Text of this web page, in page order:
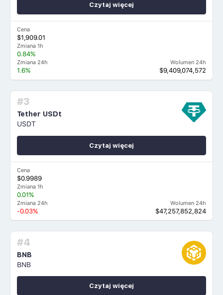
Cena
$1,909.01
Zmiana 1h
0.84%
Zmiana 24h
1.6%
Wolumen 24h
$9,409,074,572
Czytaj więcej
#3
Tether USDt
USDT
Cena
$0.9989
Zmiana 1h
0.01%
Zmiana 24h
-0.03%
Wolumen 24h
$47,257,852,824
Czytaj więcej
#4
BNB
BNB
Czytaj więcej